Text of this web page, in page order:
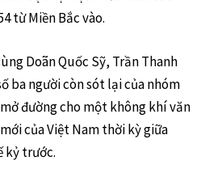
từ Miền Bắc vào.
Doãn Quốc Sỹ, Trần Thanh
ba người còn sót lại của nhóm
đường cho một không khí văn
của Việt Nam thời kỳ giữa
kỷ trước.